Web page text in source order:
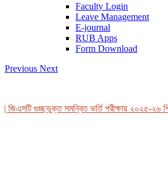
Faculty Login
Leave Management
E-journal
RUB Apps
Form Download
Previous Next
গুচ্ছভুক্ত সমন্বিত ভর্তি পরীক্ষায় ২০২৫-২৬